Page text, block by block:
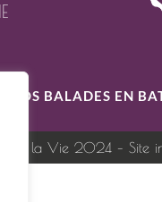
NOS BALADES EN
de la Vie 2024 – Site